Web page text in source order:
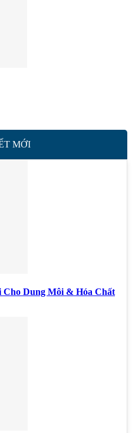
MỚI
Dung Môi & Hóa Chất